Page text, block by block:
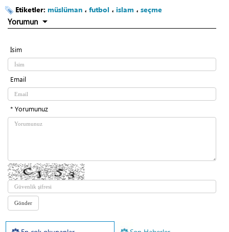
Etiketler: müslüman ، futbol ، islam ، seçme
Yorumun
İsim
Email
* Yorumunuz